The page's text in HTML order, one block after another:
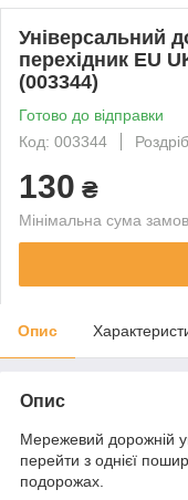
Універсальний
перехідник EU
(003344)
Готово до відправки
Код: 003344
Роздріб
130 ₴
Мінімальна сума
Опис
Опис
Мережевий дорожній
перейти з однієї
подорожах.